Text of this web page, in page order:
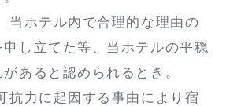
当ホテル内で合理的な理由の
し立てた等、当ホテルの平穏
あると認められるとき。
抗力に起因する事由により宿